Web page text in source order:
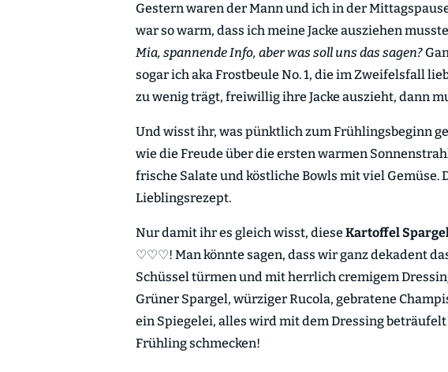
Gestern waren der Mann und ich in der
war so warm, dass ich meine Jacke ausziehen
Mia, spannende Info, aber was soll uns das sagen?
sogar ich aka Frostbeule No. 1, die im Zweifelsfall
zu wenig trägt, freiwillig ihre Jacke auszieht, dann
Und wisst ihr, was pünktlich zum Frühlingsbeginn
wie die Freude über die ersten warmen
frische Salate und köstliche Bowls mit viel Gemüse.
Lieblingsrezept.
Nur damit ihr es gleich wisst, diese Kartoffel
♡♡♡! Man könnte sagen, dass wir ganz dekadent
Schüssel türmen und mit herrlich cremigem
Grüner Spargel, würziger Rucola, gebratene
ein Spiegelei, alles wird mit dem Dressing
Frühling schmecken!